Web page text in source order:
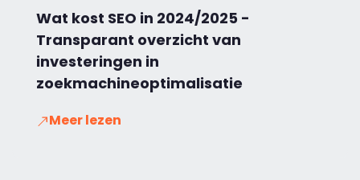
Wat kost SEO in 2024/2025 -
Transparant overzicht van
investeringen in
zoekmachineoptimalisatie
Meer lezen